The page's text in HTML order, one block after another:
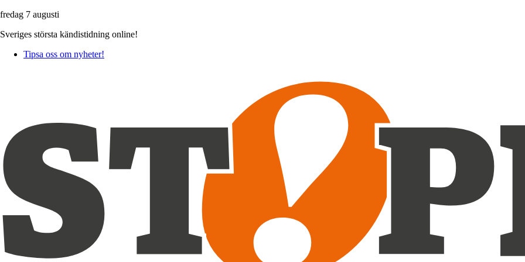
fredag 7 augusti
Sveriges största kändistidning online!
Tipsa oss om nyheter!